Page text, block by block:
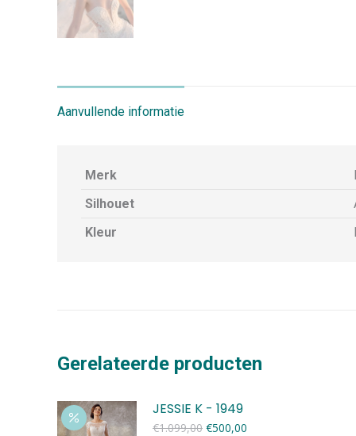
Aanvullende informatie
Merk
Silhouet
Kleur
Gerelateerde producten
JESSIE K - 1949
€1.099,00 Oorspronkelijke
€500,00